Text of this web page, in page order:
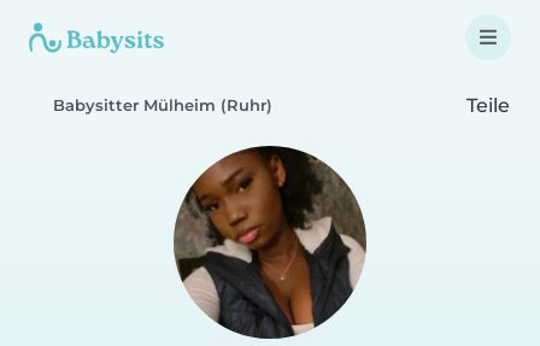
Babysitter Mülheim (Ruhr) Teile